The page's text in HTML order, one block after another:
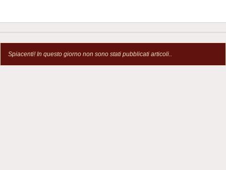
Spiacenti! In questo giorno non sono stati pubblicati articoli..